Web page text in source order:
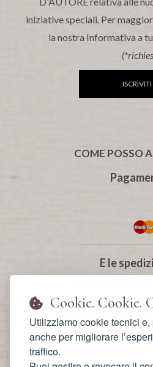
Cookie. Cookie.
Utilizziamo cookie tecnici
anche per migliorare
traffico.
iniziative speciali. Per
la nostra Informativa a
ISCRIVITI
COME POSSO
E le
La consegna
ed i prodotti
Sono fatte